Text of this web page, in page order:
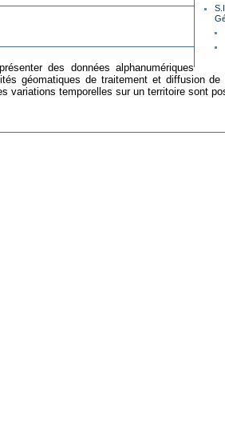
des données alphanumériques
géomatiques de traitement et diffusion de
variations temporelles sur un territoire sont